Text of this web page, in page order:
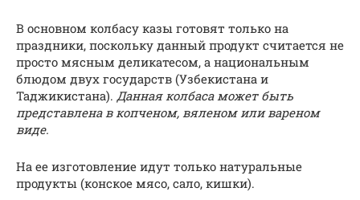
В основном колбасу казы готовят только на
праздники, поскольку данный продукт считается не
просто мясным деликатесом, а национальным
блюдом двух государств (Узбекистана и
Таджикистана). Данная колбаса может быть
представлена в копченом, вяленом или вареном
виде.
На ее изготовление идут только натуральные
продукты (конское мясо, сало, кишки).